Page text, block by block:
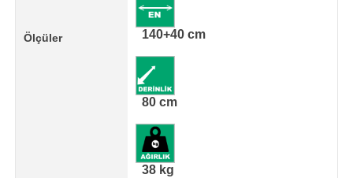
Ölçüler 140+40 cm
80 cm
38 kg